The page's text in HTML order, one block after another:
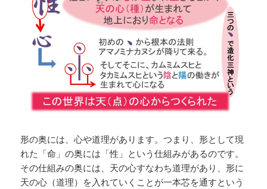
形の奥には、心や道理があります。つまり、形として現
れた「命」の奥には「性」という仕組みがあるのです。
その仕組みの奥には、天の心すなわち道理があり、形に
天の心（道理）を入れていくことが一本芯を通すという